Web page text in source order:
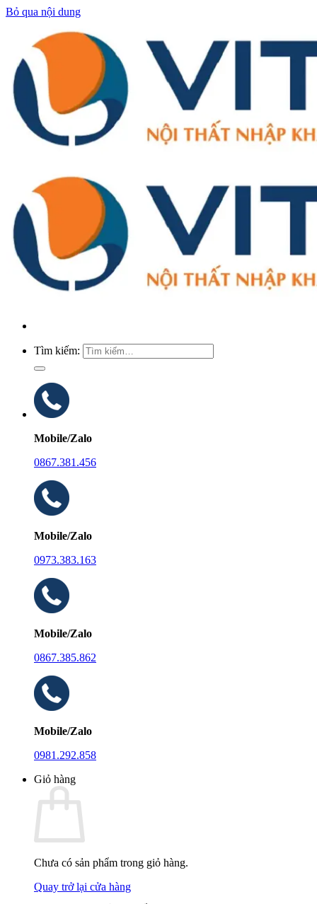
Bỏ qua nội dung
Tìm kiếm:
Mobile/Zalo
0867.381.456
Mobile/Zalo
0973.383.163
Mobile/Zalo
0867.385.862
Mobile/Zalo
0981.292.858
Giỏ hàng
Chưa có sản phẩm trong giỏ hàng.
Quay trở lại cửa hàng